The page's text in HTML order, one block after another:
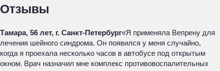
Отзывы
Тамара, 56 лет, г. Санкт-Петербург«Я применяла Вепрену для
лечения шейного синдрома. Он появился у меня случайно,
когда я проехала несколько часов в автобусе под открытым
окном. Врач назначил мне комплекс противовоспалительных